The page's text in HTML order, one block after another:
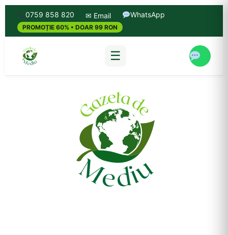
0759 858 820 ✉ Email WhatsApp
PROMOȚIE 60% • DOAR 99 RON
☰